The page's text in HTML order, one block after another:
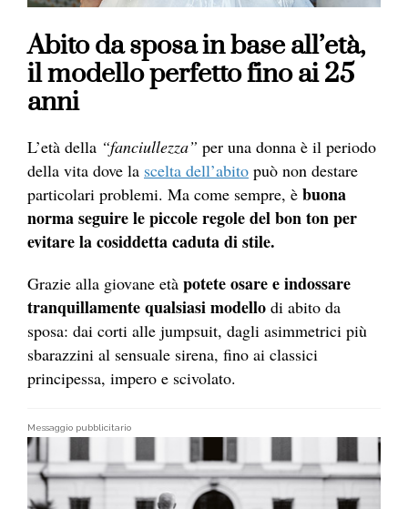
Abito da sposa in base all’età,
il modello perfetto fino ai 25
anni
L’età della “fanciullezza” per una donna è il periodo
della vita dove la scelta dell’abito può non destare
particolari problemi. Ma come sempre, è buona
norma seguire le piccole regole del bon ton per
evitare la cosiddetta caduta di stile.
Grazie alla giovane età potete osare e indossare
tranquillamente qualsiasi modello di abito da
sposa: dai corti alle jumpsuit, dagli asimmetrici più
sbarazzini al sensuale sirena, fino ai classici
principessa, impero e scivolato.
Messaggio pubblicitario